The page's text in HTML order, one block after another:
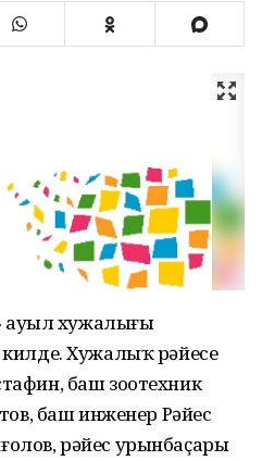
ауыл хужалығы
Хужалыҡ рәйесе
баш зоотехник
баш инженер Рәйес
рәйес урынбаҫары